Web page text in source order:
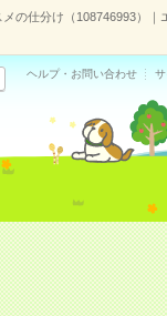
の仕分け（108746993）｜
ヘルプ・お問い合わせ